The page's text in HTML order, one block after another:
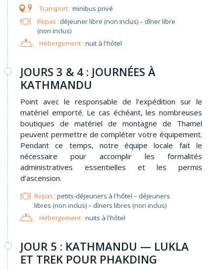
minibus privé
Repas : déjeuner libre (non inclus) – dîner libre
(non inclus)
Hébergement : nuit à l'hôtel
JOURS 3 & 4 : JOURNÉES À
KATHMANDU
Point avec le responsable de l’expédition sur le
matériel emporté. Le cas échéant, les nombreuses
boutiques de matériel de montagne de Thamel
peuvent permettre de compléter votre équipement.
Pendant ce temps, notre équipe locale fait le
nécessaire pour accomplir les formalités
administratives essentielles et les permis
d’ascension.
Repas : petits-déjeuners à l'hôtel – déjeuners
libres (non inclus) – dîners libres (non inclus)
Hébergement : nuits à l'hôtel
JOUR 5 : KATHMANDU — LUKLA
ET TREK POUR PHAKDING